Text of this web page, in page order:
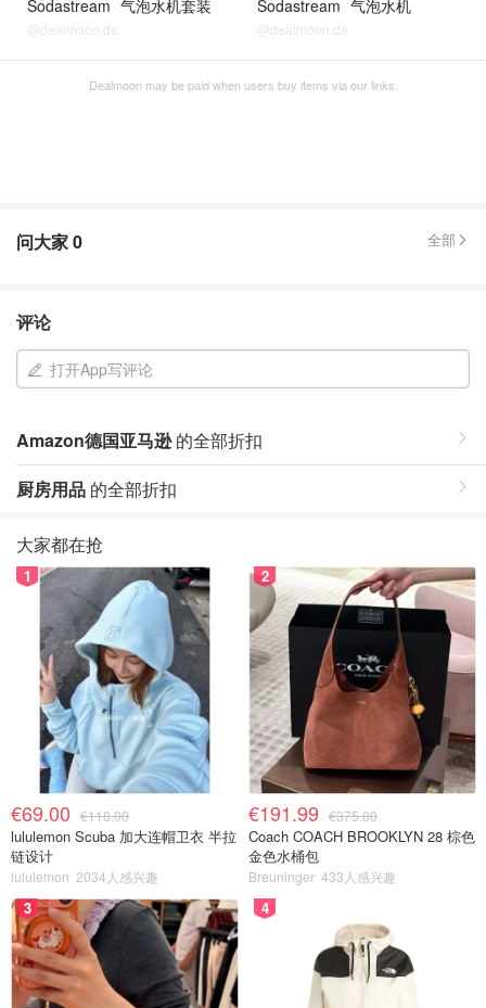
Sodastream 气泡水机套装
@dealmoon.de
Sodastream 气泡水机
@dealmoon.de
Dealmoon may be paid when users buy items via our links.
问大家0 全部
评论
打开App写评论
Amazon德国亚马逊的全部折扣
厨房用品 的全部折扣
大家都在抢
1
€69.00 €118.00
lululemon Scuba 加大连帽卫衣 半拉
链设计
lululemon 2034人感兴趣
2
€191.99 €375.00
Coach COACH BROOKLYN 28 棕色
金色水桶包
Breuninger 433人感兴趣
3 4